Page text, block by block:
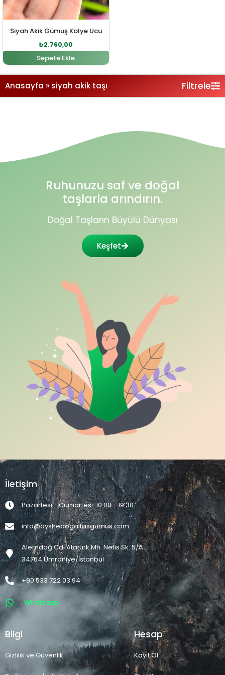
Siyah Akik Gümüş Kolye Ucu
₺2.760,00
Sepete Ekle
Anasayfa » siyah akik taşı Filtrele
Ruhunuzu saf ve doğal
taşlarla arındırın.
Doğal Taşların Büyülü Dünyası
Keşfet
İletişim
Pazartesi - Cumartesi: 10:00 - 19:30
info@ayshedogaltasgumus.com
Alemdağ Cd. Atatürk Mh. Nefis Sk. 5/A
34764 Ümraniye/İstanbul
+90 533 722 03 94
Whatsapp
Bilgi
Gizlilik ve Güvenlik
Hesap
Kayıt Ol